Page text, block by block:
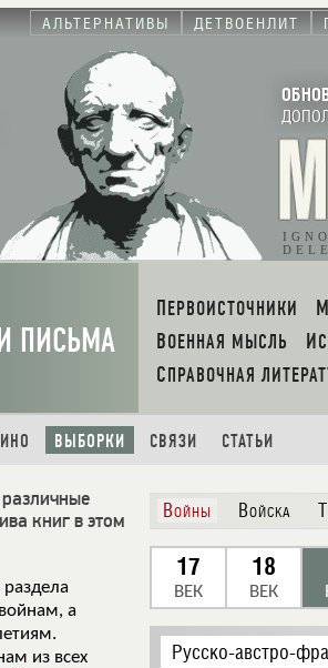
АЛЬТЕРНАТИВЫ ДЕТВОЕНЛИТ
ПИСЬМА
ПЕРВОИСТОЧНИКИ
ВОЕННАЯ МЫСЛЬ
СПРАВОЧНАЯ
ИНО ВЫБОРКИ СВЯЗИ СТАТЬИ
книг в этом
а
из всех
Войны Войска
17
ВЕК
18
ВЕК
Русско-австро-